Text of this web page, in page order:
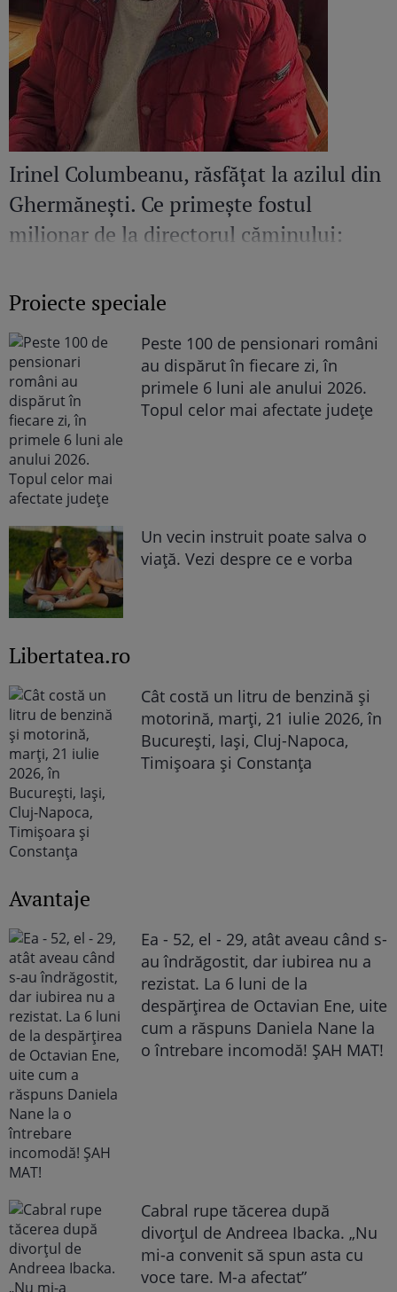
Irinel Columbeanu, răsfățat la azilul din
Ghermănești. Ce primește fostul
milionar de la directorul căminului:
Proiecte speciale
Peste 100 de pensionari români
au dispărut în fiecare zi, în
primele 6 luni ale anului 2026.
Topul celor mai afectate județe
Un vecin instruit poate salva o
viață. Vezi despre ce e vorba
Libertatea.ro
Cât costă un litru de benzină și
motorină, marți, 21 iulie 2026, în
București, Iași, Cluj-Napoca,
Timișoara și Constanța
Avantaje
Ea - 52, el - 29, atât aveau când s-
au îndrăgostit, dar iubirea nu a
rezistat. La 6 luni de la
despărțirea de Octavian Ene, uite
cum a răspuns Daniela Nane la
o întrebare incomodă! ȘAH MAT!
Cabral rupe tăcerea după
divorțul de Andreea Ibacka. „Nu
mi-a convenit să spun asta cu
voce tare. M-a afectat”